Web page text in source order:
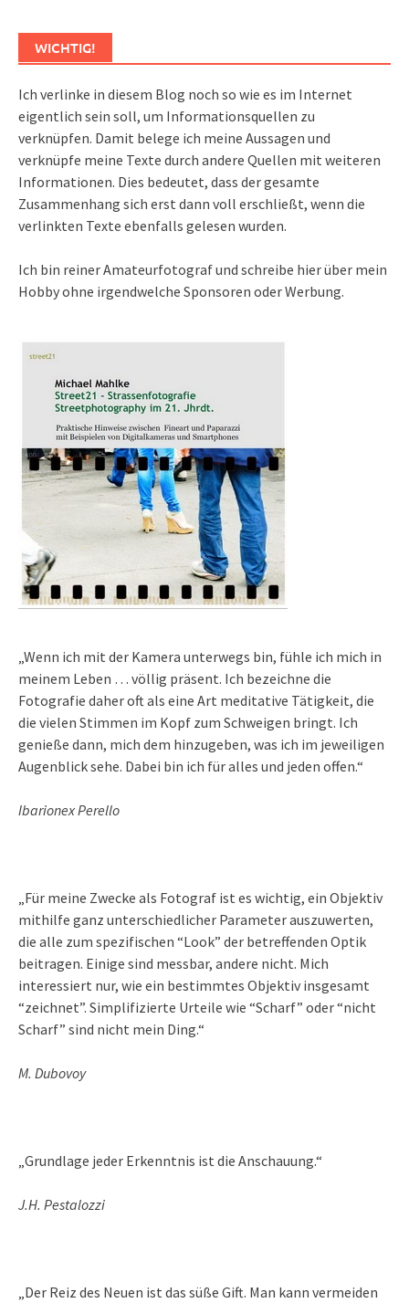
WICHTIG!
Ich verlinke in diesem Blog noch so wie es im Internet
eigentlich sein soll, um Informationsquellen zu
verknüpfen. Damit belege ich meine Aussagen und
verknüpfe meine Texte durch andere Quellen mit weiteren
Informationen. Dies bedeutet, dass der gesamte
Zusammenhang sich erst dann voll erschließt, wenn die
verlinkten Texte ebenfalls gelesen wurden.
Ich bin reiner Amateurfotograf und schreibe hier über mein
Hobby ohne irgendwelche Sponsoren oder Werbung.
„Wenn ich mit der Kamera unterwegs bin, fühle ich mich in
meinem Leben … völlig präsent. Ich bezeichne die
Fotografie daher oft als eine Art meditative Tätigkeit, die
die vielen Stimmen im Kopf zum Schweigen bringt. Ich
genieße dann, mich dem hinzugeben, was ich im jeweiligen
Augenblick sehe. Dabei bin ich für alles und jeden offen.“
Ibarionex Perello
„Für meine Zwecke als Fotograf ist es wichtig, ein Objektiv
mithilfe ganz unterschiedlicher Parameter auszuwerten,
die alle zum spezifischen “Look” der betreffenden Optik
beitragen. Einige sind messbar, andere nicht. Mich
interessiert nur, wie ein bestimmtes Objektiv insgesamt
“zeichnet”. Simplifizierte Urteile wie “Scharf” oder “nicht
Scharf” sind nicht mein Ding.“
M. Dubovoy
„Grundlage jeder Erkenntnis ist die Anschauung.“
J.H. Pestalozzi
„Der Reiz des Neuen ist das süße Gift. Man kann vermeiden